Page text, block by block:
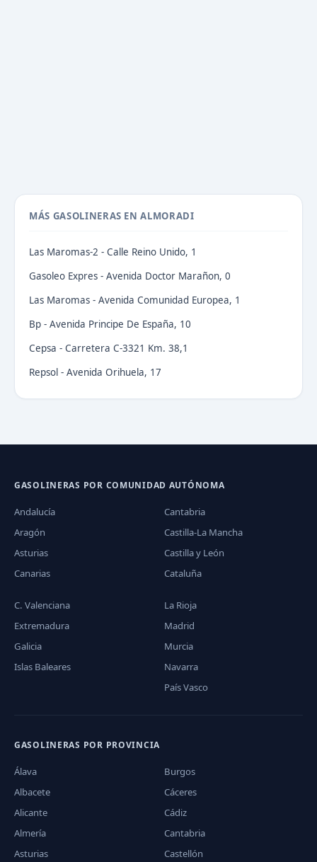
MÁS GASOLINERAS EN ALMORADI
Las Maromas-2 - Calle Reino Unido, 1
Gasoleo Expres - Avenida Doctor Marañon, 0
Las Maromas - Avenida Comunidad Europea, 1
Bp - Avenida Principe De España, 10
Cepsa - Carretera C-3321 Km. 38,1
Repsol - Avenida Orihuela, 17
GASOLINERAS POR COMUNIDAD AUTÓNOMA
Andalucía
Aragón
Asturias
Canarias
Cantabria
Castilla-La Mancha
Castilla y León
Cataluña
C. Valenciana
Extremadura
Galicia
Islas Baleares
La Rioja
Madrid
Murcia
Navarra
País Vasco
GASOLINERAS POR PROVINCIA
Álava
Albacete
Alicante
Almería
Asturias
Burgos
Cáceres
Cádiz
Cantabria
Castellón